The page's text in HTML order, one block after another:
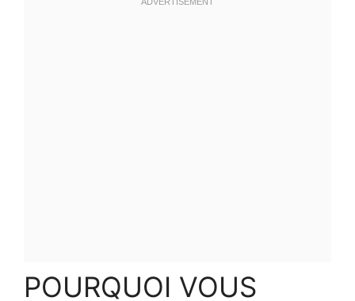
POURQUOI VOUS